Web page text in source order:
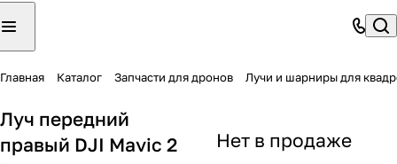
Главная Каталог Запчасти для дронов Лучи и шарниры для
Луч передний
правый DJI Mavic 2
Нет в продаже